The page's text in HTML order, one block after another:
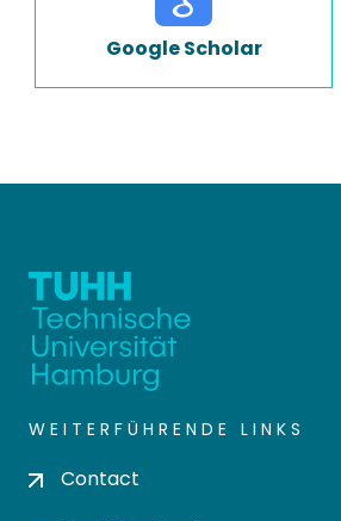
Google Scholar
WEITERFÜHRENDE LINKS
Contact